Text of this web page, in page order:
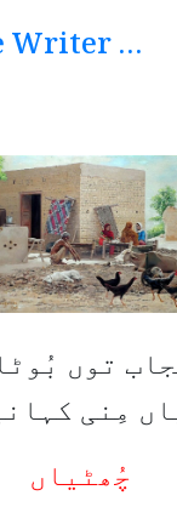
Writer ...
توں
مِنی
چُھٹیاں